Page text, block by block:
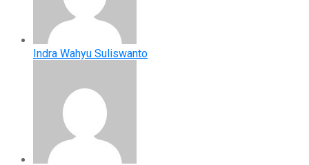
Indra Wahyu Suliswanto